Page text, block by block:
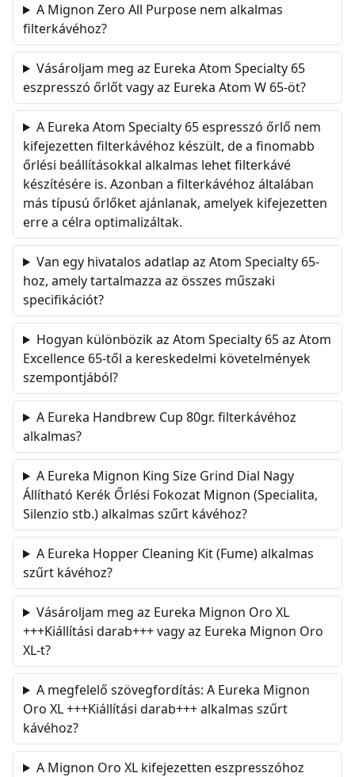
A Mignon Zero All Purpose nem alkalmas
filterkávéhoz?
Vásároljam meg az Eureka Atom Specialty 65
eszpresszó őrlőt vagy az Eureka Atom W 65-öt?
A Eureka Atom Specialty 65 espresszó őrlő nem
kifejezetten filterkávéhoz készült, de a finomabb
őrlési beállításokkal alkalmas lehet filterkávé
készítésére is. Azonban a filterkávéhoz általában
más típusú őrlőket ajánlanak, amelyek kifejezetten
erre a célra optimalizáltak.
Van egy hivatalos adatlap az Atom Specialty 65-
hoz, amely tartalmazza az összes műszaki
specifikációt?
Hogyan különbözik az Atom Specialty 65 az Atom
Excellence 65-től a kereskedelmi követelmények
szempontjából?
A Eureka Handbrew Cup 80gr. filterkávéhoz
alkalmas?
A Eureka Mignon King Size Grind Dial Nagy
Állítható Kerék Őrlési Fokozat Mignon (Specialita,
Silenzio stb.) alkalmas szűrt kávéhoz?
A Eureka Hopper Cleaning Kit (Fume) alkalmas
szűrt kávéhoz?
Vásároljam meg az Eureka Mignon Oro XL
+++Kiállítási darab+++ vagy az Eureka Mignon Oro
XL-t?
A megfelelő szövegfordítás: A Eureka Mignon
Oro XL +++Kiállítási darab+++ alkalmas szűrt
kávéhoz?
A Mignon Oro XL kifejezetten eszpresszóhoz